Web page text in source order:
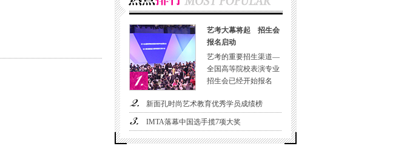
艺考大幕将起 招生会
报名启动
艺考的重要招生渠道—
全国高等院校表演专业
招生会已经开始报名
新面孔时尚艺术教育优秀学员成绩榜
IMTA落幕中国选手揽7项大奖